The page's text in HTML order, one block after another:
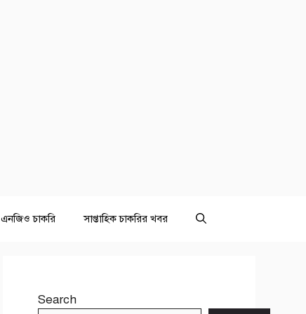
এনজিও চাকরি সাপ্তাহিক চাকরির খবর
Search